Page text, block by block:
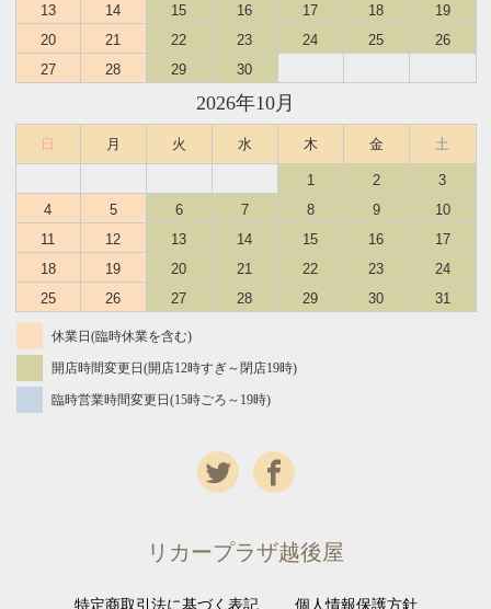
13
14 15 16 17 18
19
20
21 22 23 24 25
26
27
28 29 30
2026年10月
日 月 火 水 木 金 土
1 2
3
4
5 6 7 8 9
10
11
12 13 14 15 16
17
18
19 20 21 22 23
24
25
26 27 28 29 30 31
休業日(臨時休業を含む)
開店時間変更日(開店12時すぎ～閉店19時)
臨時営業時間変更日(15時ごろ～19時)
リカープラザ越後屋
特定商取引法に基づく表記 個人情報保護方針